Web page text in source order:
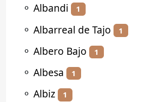
⚬ Albandi 1
⚬ Albarreal de Tajo 1
⚬ Albero Bajo 1
⚬ Albesa 1
⚬ Albiz 1